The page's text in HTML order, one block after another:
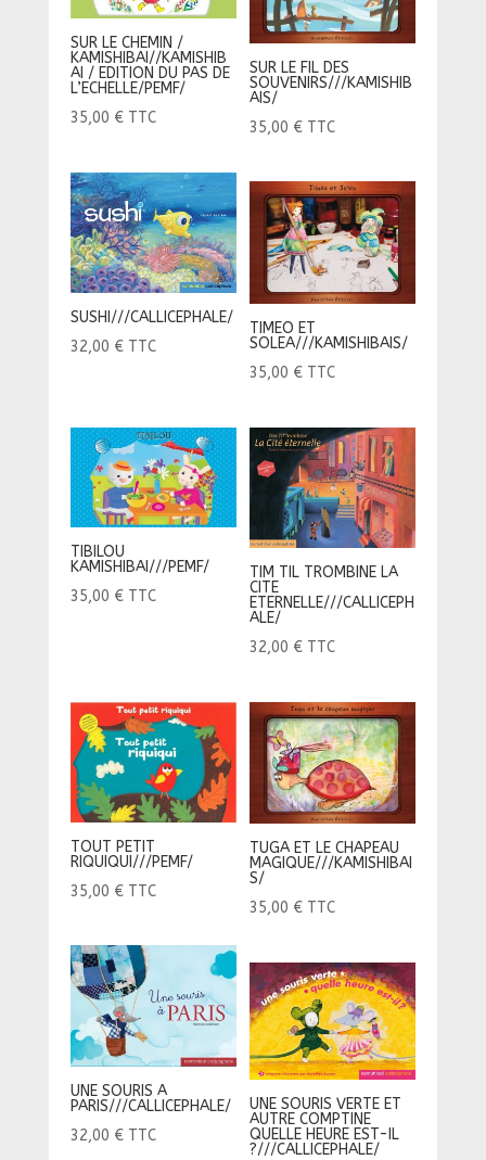
SUR LE CHEMIN /
KAMISHIBAI//KAMISHIB
AI / EDITION DU PAS DE
L’ECHELLE/PEMF/
35,00 € TTC
SUR LE FIL DES
SOUVENIRS///KAMISHIB
AIS/
35,00 € TTC
SUSHI///CALLICEPHALE/
32,00 € TTC
TIMEO ET
SOLEA///KAMISHIBAIS/
35,00 € TTC
TIBILOU
KAMISHIBAI///PEMF/
35,00 € TTC
TIM TIL TROMBINE LA
CITE
ETERNELLE///CALLICEPH
ALE/
32,00 € TTC
TOUT PETIT
RIQUIQUI///PEMF/
35,00 € TTC
TUGA ET LE CHAPEAU
MAGIQUE///KAMISHIBAI
S/
35,00 € TTC
UNE SOURIS A
PARIS///CALLICEPHALE/
32,00 € TTC
UNE SOURIS VERTE ET
AUTRE COMPTINE
QUELLE HEURE EST-IL
?///CALLICEPHALE/